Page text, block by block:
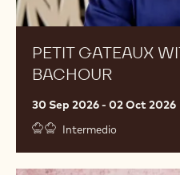
PETIT GATEAUX
BACHOUR
30 Sep 2026 - 02 Oct 2026
Intermedio